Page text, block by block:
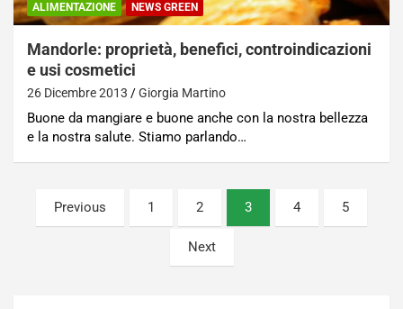
ALIMENTAZIONE NEWS GREEN
Mandorle: proprietà, benefici, controindicazioni
e usi cosmetici
26 Dicembre 2013 Giorgia Martino
Buone da mangiare e buone anche con la nostra bellezza
e la nostra salute. Stiamo parlando…
Paginazione
degli
Previous 1 2 3 4 5
Next